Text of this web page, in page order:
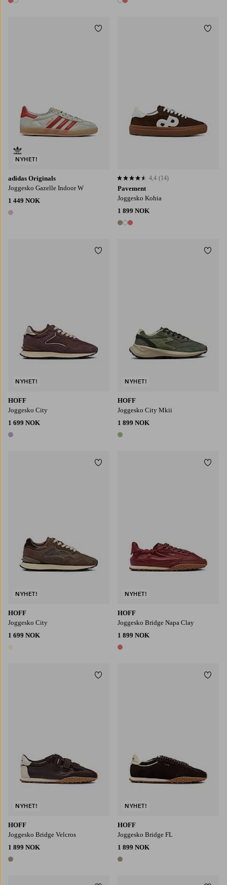
2 farger 2 farger
adidas Originals
Joggesko Gazelle Indoor W
1 449 NOK
1 farge
NYHET!
Legg til favoritter
Pavement
Joggesko Kohia
1 899 NOK
3 farger
4,4 basert på 14 karaktergivninger
4,4 (14)
HOFF
Joggesko City
1 699 NOK
1 farge
NYHET!
Legg til favoritter
HOFF
Joggesko City Mkii
1 899 NOK
1 farge
NYHET!
HOFF
Joggesko City
1 699 NOK
1 farge
NYHET!
Legg til favoritter
HOFF
Joggesko Bridge Napa Clay
1 899 NOK
1 farge
NYHET!
HOFF
Joggesko Bridge Velcros
1 899 NOK
1 farge
NYHET!
Legg til favoritter
HOFF
Joggesko Bridge FL
1 899 NOK
1 farge
NYHET!